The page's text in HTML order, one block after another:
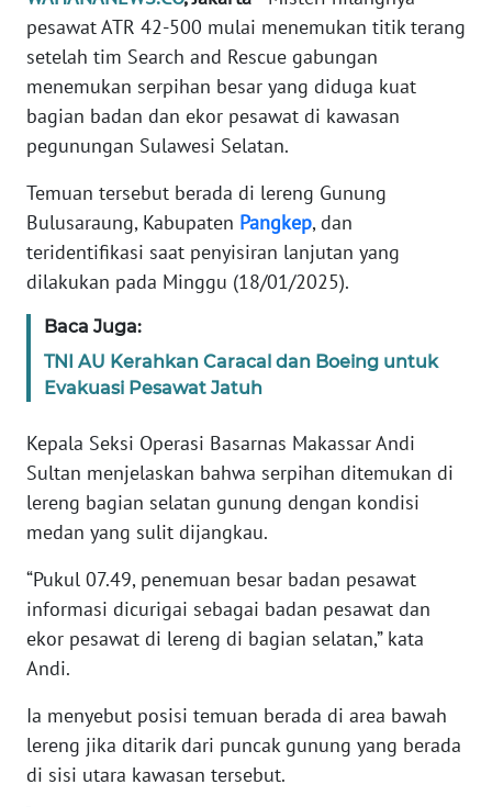
pesawat ATR 42-500 mulai menemukan titik terang
setelah tim Search and Rescue gabungan
menemukan serpihan besar yang diduga kuat
bagian badan dan ekor pesawat di kawasan
pegunungan Sulawesi Selatan.
Temuan tersebut berada di lereng Gunung
Bulusaraung, Kabupaten Pangkep, dan
teridentifikasi saat penyisiran lanjutan yang
dilakukan pada Minggu (18/01/2025).
Baca Juga:
TNI AU Kerahkan Caracal dan Boeing untuk
Evakuasi Pesawat Jatuh
Kepala Seksi Operasi Basarnas Makassar Andi
Sultan menjelaskan bahwa serpihan ditemukan di
lereng bagian selatan gunung dengan kondisi
medan yang sulit dijangkau.
“Pukul 07.49, penemuan besar badan pesawat
informasi dicurigai sebagai badan pesawat dan
ekor pesawat di lereng di bagian selatan,” kata
Andi.
Ia menyebut posisi temuan berada di area bawah
lereng jika ditarik dari puncak gunung yang berada
di sisi utara kawasan tersebut.
OLAHRAGA
OPINI
Informasi
INDEKS
KONTAK
KAMI
INFO
IKLAN
TENTANG
KAMI
PEDOMAN
SIBER
KARIR